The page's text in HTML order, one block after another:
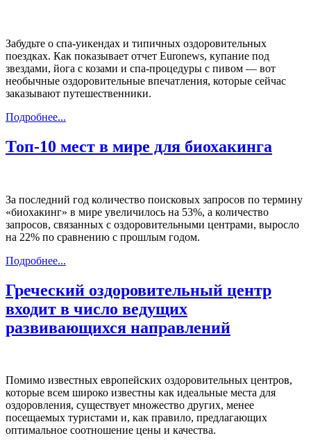
Забудьте о спа-уикендах и типичных оздоровительных
поездках. Как показывает отчет Euronews, купание под
звездами, йога с козами и спа-процедуры с пивом — вот
необычные оздоровительные впечатления, которые сейчас
заказывают путешественники.
Подробнее...
Топ-10 мест в мире для биохакинга
За последний год количество поисковых запросов по термину
«биохакинг» в мире увеличилось на 53%, а количество
запросов, связанных с оздоровительными центрами, выросло
на 22% по сравнению с прошлым годом.
Подробнее...
Греческий оздоровительный центр
входит в число ведущих
развивающихся направлений
Помимо известных европейских оздоровительных центров,
которые всем широко известны как идеальные места для
оздоровления, существует множество других, менее
посещаемых туристами и, как правило, предлагающих
оптимальное соотношение цены и качества.